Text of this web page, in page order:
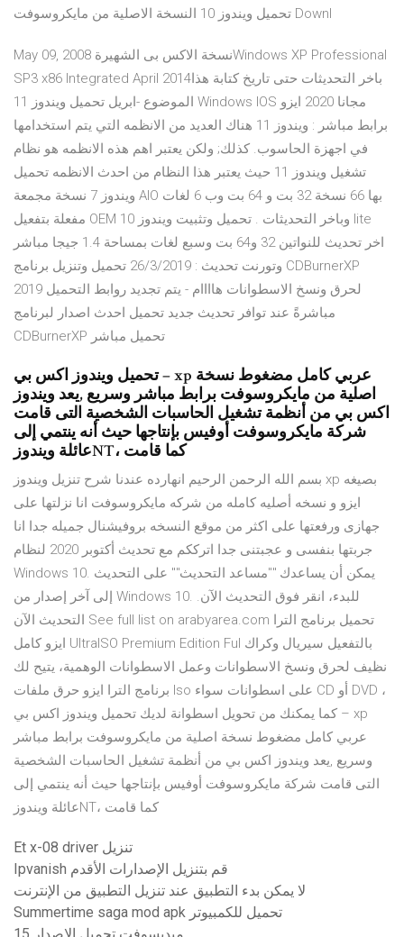
تحميل ويندوز 10 النسخة الاصلية من مايكروسوفت Downl
May 09, 2008 نسخة الاكس بى الشهيرةWindows XP Professional
SP3 x86 Integrated April 2014باخر التحديثات حتى تاريخ كتابة هذا
الموضوع -ابريل تحميل ويندوز 11 Windows IOS مجانا 2020 ايزو
برابط مباشر : ويندوز 11 هناك العديد من الانظمه التي يتم استخدامها
في اجهزة الحاسوب. كذلك; ولكن يعتبر اهم هذه الانظمه هو نظام
تشغيل ويندوز 11 حيث يعتبر هذا النظام من احدث الانظمه تحميل
ويندوز 7 نسخة مجمعة AIO بها 66 نسخة 32 بت و 64 بت وب 6 لغات
مفعلة بتفعيل OEM وباخر التحديثات . تحميل وتثبيت ويندوز 10 lite
اخر تحديث للنواتين 32 و64 بت وسبع لغات بمساحة 1.4 جيجا مباشر
وتورنت تحديث : 26/3/2019 تحميل وتنزيل برنامج CDBurnerXP
2019 لحرق ونسخ الاسطوانات هاااام - يتم تجديد روابط التحميل
مباشرةً عند توافر تحديث جديد تحميل احدث اصدار لبرنامج
CDBurnerXP تحميل مباشر
تحميل ويندوز اكس بي – xp عربي كامل مضغوط نسخة
اصلية من مايكروسوفت برابط مباشر وسريع ,يعد ويندوز
اكس بي من أنظمة تشغيل الحاسبات الشخصية التى قامت
شركة مايكروسوفت أوفيس بإنتاجها حيث أنه ينتمي إلى
عائلة ويندوزNT، كما قامت
بسم الله الرحمن الرحيم انهارده عندنا شرح تنزيل ويندوز xp بصيغه
ايزو و نسخه أصليه كامله من شركه مايكروسوفت انا نزلتها على
جهازى ورفعتها على اكثر من موقع النسخه بروفيشنال جميله جدا انا
جربتها بنفسى و عجبتنى جدا اترككم مع تحديث أكتوبر 2020 لنظام
Windows 10. يمكن أن يساعدك ""مساعد التحديث"" على التحديث
إلى آخر إصدار من Windows 10. للبدء، انقر فوق التحديث الآن.
التحديث الآن See full list on arabyarea.com تحميل برنامج الترا
ايزو كامل UltraISO Premium Edition Ful بالتفعيل سيريال وكراك
نظيف لحرق ونسخ الاسطوانات وعمل الاسطوانات الوهمية، يتيح لك
برنامج الترا ايزو حرق ملفات Iso على اسطوانات سواء CD أو DVD ،
كما يمكنك من تحويل اسطوانة لديك تحميل ويندوز اكس بي – xp
عربي كامل مضغوط نسخة اصلية من مايكروسوفت برابط مباشر
وسريع ,يعد ويندوز اكس بي من أنظمة تشغيل الحاسبات الشخصية
التى قامت شركة مايكروسوفت أوفيس بإنتاجها حيث أنه ينتمي إلى
عائلة ويندوزNT، كما قامت
Et x-08 driver تنزيل
Ipvanish قم بتنزيل الإصدارات الأقدم
لا يمكن بدء التطبيق عند تنزيل التطبيق من الإنترنت
Summertime saga mod apk تحميل للكمبيوتر